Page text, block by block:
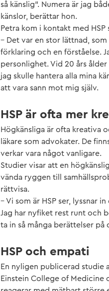
så känslig”. Numera är jag
känslor, berättar hon.
Petra kom i kontakt med
– Det var en stor lättnad,
förklaring och en förståelse.
personlighet. Vid 20 års
jag skulle hantera alla mina
att vara sann mot mig själv.
HSP är ofta mer
Högkänsliga är ofta kreativa
läkare som advokater. De
verkar vara något vanligare.
Studier visar att en
vända ryggen till
rättvisa.
– Vi som är HSP ser, lyssnar
Jag har nyfiket rest runt och
ta in så många berättelser
HSP och empati
En nyligen publicerad studie
Einstein College of Medicine